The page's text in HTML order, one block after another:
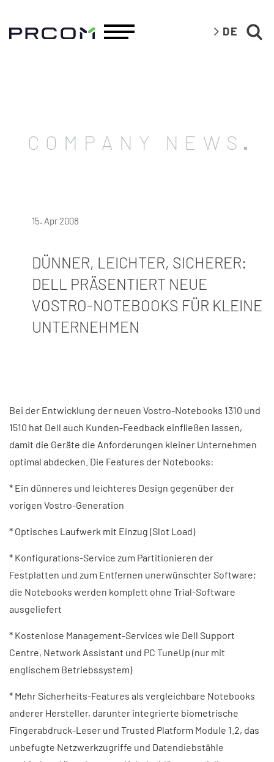
DE
COMPANY NEWS
15. Apr 2008
DÜNNER, LEICHTER, SICHERER:
DELL PRÄSENTIERT NEUE
VOSTRO-NOTEBOOKS FÜR KLEINE
UNTERNEHMEN
Bei der Entwicklung der neuen Vostro-Notebooks 1310 und
1510 hat Dell auch Kunden-Feedback einfließen lassen,
damit die Geräte die Anforderungen kleiner Unternehmen
optimal abdecken. Die Features der Notebooks:
* Ein dünneres und leichteres Design gegenüber der
vorigen Vostro-Generation
* Optisches Laufwerk mit Einzug (Slot Load)
* Konfigurations-Service zum Partitionieren der
Festplatten und zum Entfernen unerwünschter Software;
die Notebooks werden komplett ohne Trial-Software
ausgeliefert
* Kostenlose Management-Services wie Dell Support
Centre, Network Assistant und PC TuneUp (nur mit
englischem Betriebssystem)
* Mehr Sicherheits-Features als vergleichbare Notebooks
anderer Hersteller, darunter integrierte biometrische
Fingerabdruck-Leser und Trusted Platform Module 1.2, das
unbefugte Netzwerkzugriffe und Datendiebstähle